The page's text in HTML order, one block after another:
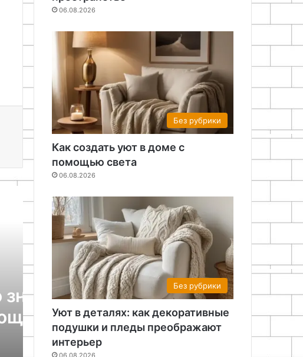
Керамзит
06.08.2026
Без рубрики
Как создать уют в доме с
помощью света
06.08.2026
Без рубрики
Уют в деталях: как декоративные
подушки и пледы преображают
интерьер
06.08.2026